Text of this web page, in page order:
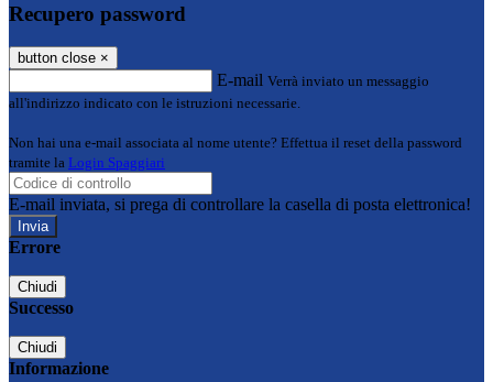
Recupero password
button close ×
E-mail Verrà inviato un messaggio
all'indirizzo indicato con le istruzioni necessarie.
Non hai una e-mail associata al nome utente? Effettua il reset della password
tramite la Login Spaggiari
E-mail inviata, si prega di controllare la casella di posta elettronica!
Errore
Chiudi
Successo
Chiudi
Informazione